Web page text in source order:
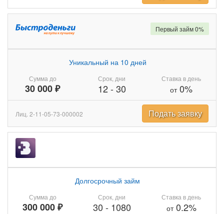
Сумма до
30 000 ₽
Уникальный на 10 дней
Срок, дни
12- 30
Ставка в день
от0%
Первый займ 0%
Лиц. 2-11-05-73-000002 Подать заявку
Сумма до
300 000 ₽
Долгосрочный займ
Срок, дни
30 - 1080
Ставка в день
от0.2%